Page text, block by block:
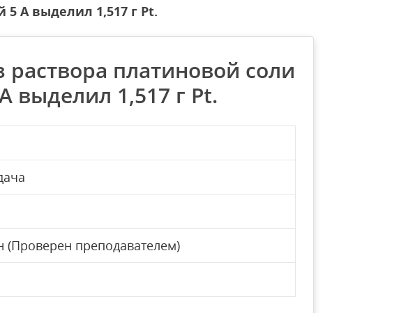
5 А выделил 1,517 г Pt.
раствора платиновой соли
выделил 1,517 г Pt.
(Проверен преподавателем)